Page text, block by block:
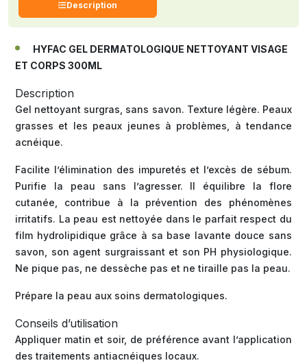
Description
HYFAC GEL DERMATOLOGIQUE NETTOYANT VISAGE
ET CORPS 300ML
Description
Gel nettoyant surgras, sans savon. Texture légère. Peaux
grasses et les peaux jeunes à problèmes, à tendance
acnéique.
Facilite l’élimination des impuretés et l’excès de sébum.
Purifie la peau sans l’agresser. Il équilibre la flore
cutanée, contribue à la prévention des phénomènes
irritatifs. La peau est nettoyée dans le parfait respect du
film hydrolipidique grâce à sa base lavante douce sans
savon, son agent surgraissant et son PH physiologique.
Ne pique pas, ne dessèche pas et ne tiraille pas la peau.
Prépare la peau aux soins dermatologiques.
Conseils d’utilisation
Appliquer matin et soir, de préférence avant l’application
des traitements antiacnéiques locaux.